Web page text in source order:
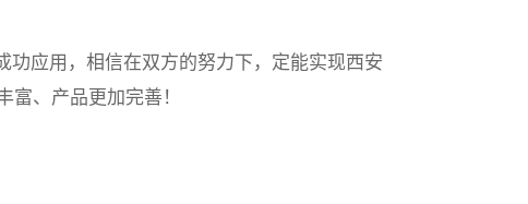
应用，相信在双方的努力下，定能实现西安
、产品更加完善！